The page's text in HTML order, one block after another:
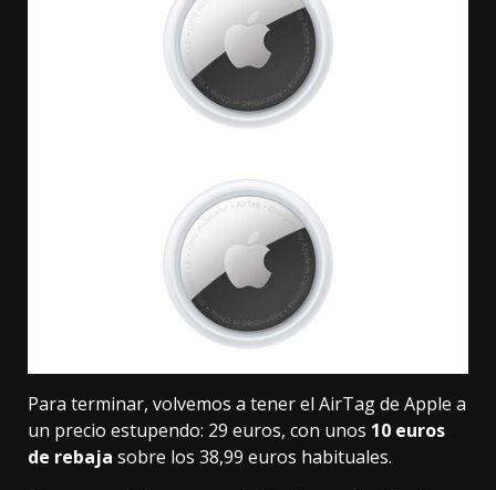
Para terminar, volvemos a tener el AirTag de Apple a
un precio estupendo: 29 euros, con unos 10 euros
de rebaja sobre los 38,99 euros habituales.